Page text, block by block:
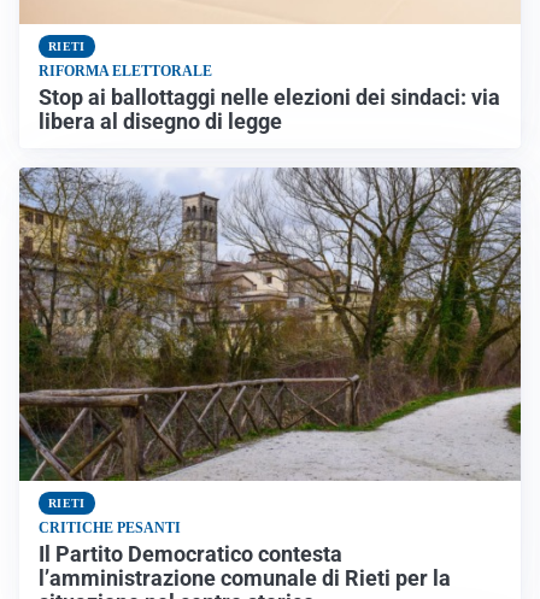
RIETI
RIFORMA ELETTORALE
Stop ai ballottaggi nelle elezioni dei sindaci: via
libera al disegno di legge
RIETI
CRITICHE PESANTI
Il Partito Democratico contesta
l’amministrazione comunale di Rieti per la